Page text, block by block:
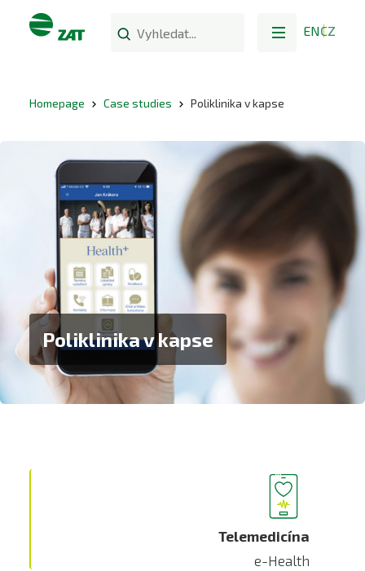
ENCZ
Homepage Case studies Poliklinika v kapse
Poliklinika v kapse
Telemedicína
e-Health